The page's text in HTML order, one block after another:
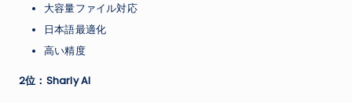
大容量ファイル対応
日本語最適化
高い精度
2位：Sharly AI